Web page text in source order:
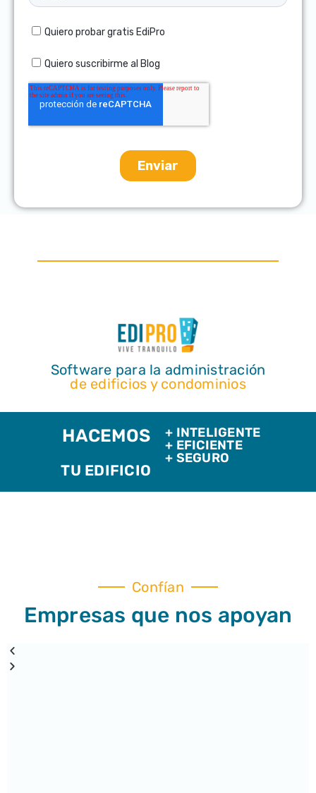
Software para la administración
de edificios y condominios
HACEMOS
TU EDIFICIO
+ INTELIGENTE
+ EFICIENTE
+ SEGURO
Confían
Empresas que nos apoyan